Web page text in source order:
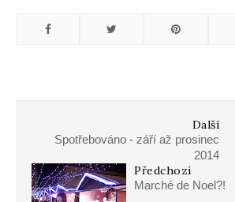
Další
Spotřebováno - září až prosinec
2014
Předchozí
Marché de Noel?!